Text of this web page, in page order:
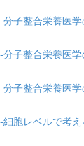
分子整合栄養医
分子整合栄養医
分子整合栄養医
細胞レベルで考